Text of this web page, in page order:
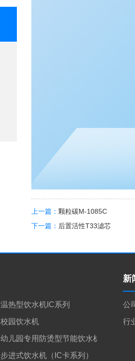
上一篇： 颗粒碳M-1085C
下一篇： 后置活性T33滤芯
温热型饮水机IC系列
校园饮水机
幼儿园专用防烫型节能饮水机
步进式饮水机（IC卡系列）
新
公
行